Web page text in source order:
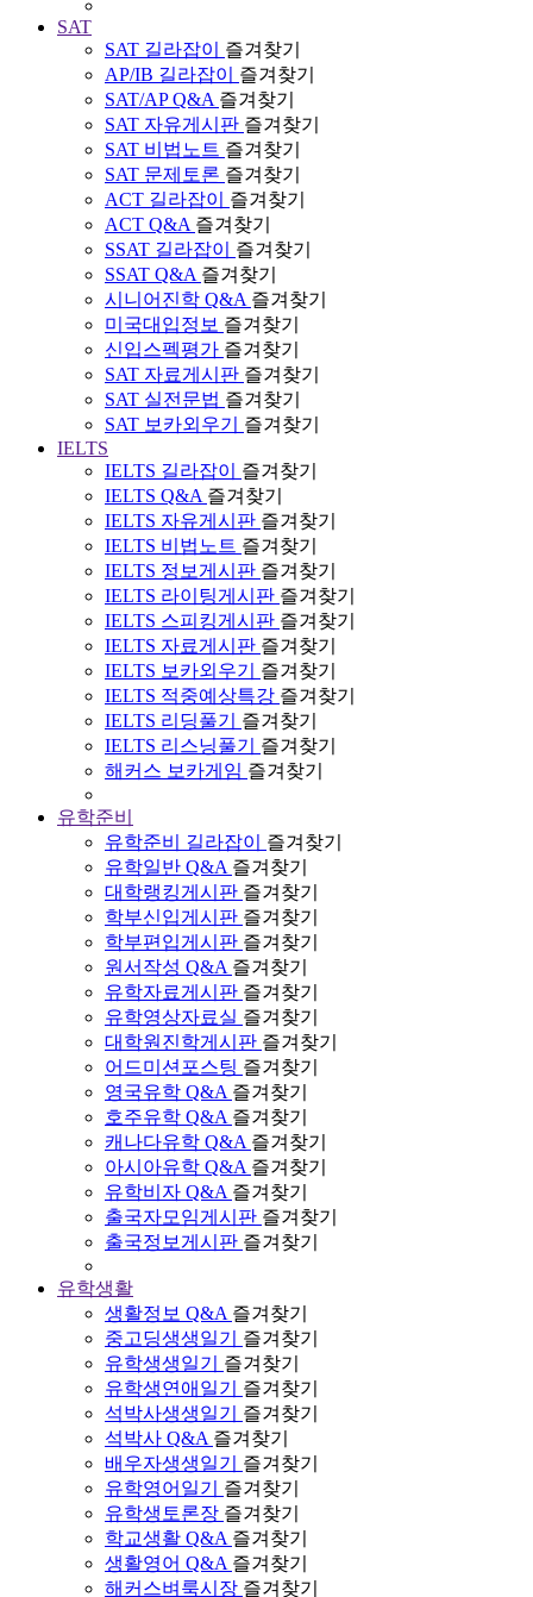
SAT
SAT 길라잡이
즐겨찾기
AP/IB 길라잡이
즐겨찾기
SAT/AP Q&A 즐겨찾기
SAT 자유게시판 즐겨찾기
SAT 비법노트 즐겨찾기
SAT 문제토론 즐겨찾기
ACT 길라잡이
즐겨찾기
ACT Q&A 즐겨찾기
SSAT 길라잡이
즐겨찾기
SSAT Q&A 즐겨찾기
시니어진학 Q&A 즐겨찾기
미국대입정보 즐겨찾기
신입스펙평가 즐겨찾기
SAT 자료게시판 즐겨찾기
SAT 실전문법 즐겨찾기
SAT 보카외우기
즐겨찾기
IELTS
IELTS 길라잡이
즐겨찾기
IELTS Q&A 즐겨찾기
IELTS 자유게시판 즐겨찾기
IELTS 비법노트 즐겨찾기
IELTS 정보게시판 즐겨찾기
IELTS 라이팅게시판 즐겨찾기
IELTS 스피킹게시판 즐겨찾기
IELTS 자료게시판 즐겨찾기
IELTS 보카외우기
즐겨찾기
IELTS 적중예상특강 즐겨찾기
IELTS 리딩풀기
즐겨찾기
IELTS 리스닝풀기
즐겨찾기
해커스 보카게임 즐겨찾기
유학준비
유학준비 길라잡이
즐겨찾기
유학일반 Q&A 즐겨찾기
대학랭킹게시판 즐겨찾기
학부신입게시판 즐겨찾기
학부편입게시판 즐겨찾기
원서작성 Q&A 즐겨찾기
유학자료게시판 즐겨찾기
유학영상자료실 즐겨찾기
대학원진학게시판 즐겨찾기
어드미션포스팅 즐겨찾기
영국유학 Q&A 즐겨찾기
호주유학 Q&A 즐겨찾기
캐나다유학 Q&A 즐겨찾기
아시아유학 Q&A 즐겨찾기
유학비자 Q&A 즐겨찾기
출국자모임게시판 즐겨찾기
출국정보게시판 즐겨찾기
유학생활
생활정보 Q&A 즐겨찾기
중고딩생생일기
즐겨찾기
유학생생일기
즐겨찾기
유학생연애일기
즐겨찾기
석박사생생일기
즐겨찾기
석박사 Q&A 즐겨찾기
배우자생생일기
즐겨찾기
유학영어일기
즐겨찾기
유학생토론장 즐겨찾기
학교생활 Q&A 즐겨찾기
생활영어 Q&A 즐겨찾기
해커스벼룩시장 즐겨찾기